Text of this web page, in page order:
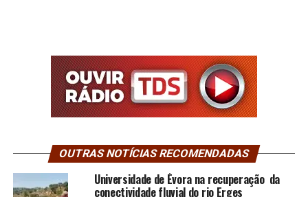
OUTRAS NOTÍCIAS RECOMENDADAS
Universidade de Évora na recuperação da
conectividade fluvial do rio Erges